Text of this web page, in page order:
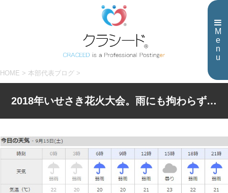
M
e
n
u
HOME > 本部代表ブログ >
2018年いせさき花火大会。雨にも拘わらず…